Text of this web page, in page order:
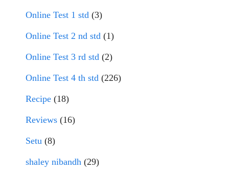
Online Test 1 std (3)
Online Test 2 nd std (1)
Online Test 3 rd std (2)
Online Test 4 th std (226)
Recipe (18)
Reviews (16)
Setu (8)
shaley nibandh (29)